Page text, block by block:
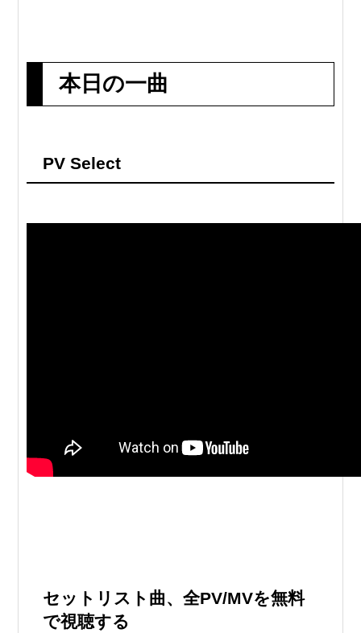
本日の一曲
PV Select
セットリスト曲、全PV/MVを無料
で視聴する